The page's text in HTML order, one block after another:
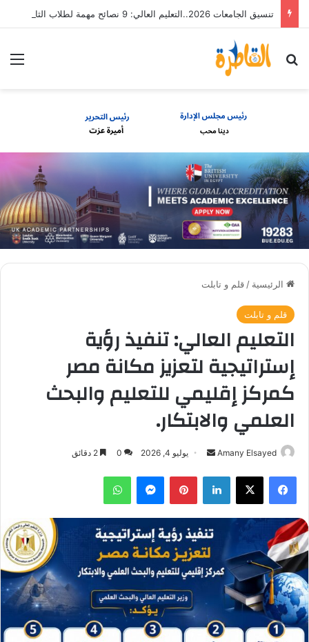
بحث عن
الرئيسية / قلم و تابلت
قلم و تابلت
التعليم العالي: تنفيذ رؤية
إستراتيجية لتعزيز مكانة مصر
كمركز إقليمي للتعليم والبحث
العلمي والابتكار.
Amany Elsayed
أرسل
إلكترونيا
يوليو 4, 2026 0
فيسبوك ‫X لينكدإن بينتيريستماسنجر واتساب